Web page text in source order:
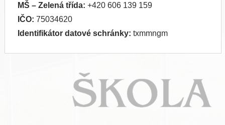
MŠ – Zelená třída: +420 606 139 159
IČO: 75034620
Identifikátor datové schránky: txmmngm